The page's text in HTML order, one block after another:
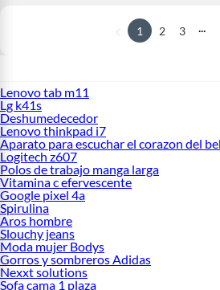
1 2 3 ...
Lenovo tab m11
Lg k41s
Deshumedecedor
Lenovo thinkpad i7
Aparato para escuchar el corazon del
Logitech z607
Polos de trabajo manga larga
Vitamina c efervescente
Google pixel 4a
Spirulina
Aros hombre
Slouchy jeans
Moda mujer Bodys
Gorros y sombreros Adidas
Nexxt solutions
Sofa cama 1 plaza